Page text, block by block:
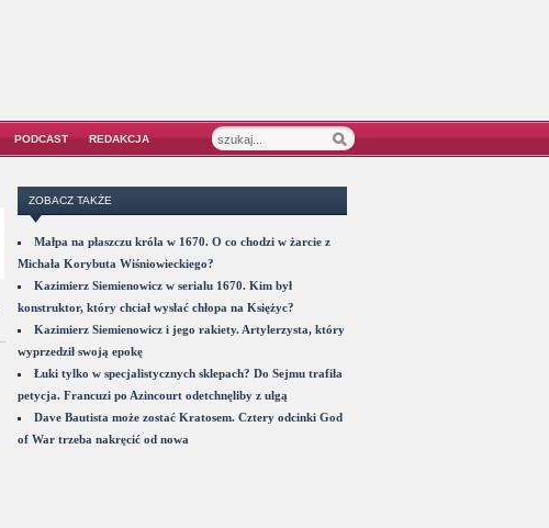
PODCAST REDAKCJA
ZOBACZ TAKŻE
Małpa na płaszczu króla w 1670. O co chodzi w żarcie z
Michała Korybuta Wiśniowieckiego?
Kazimierz Siemienowicz w serialu 1670. Kim był
konstruktor, który chciał wysłać chłopa na Księżyc?
Kazimierz Siemienowicz i jego rakiety. Artylerzysta, który
wyprzedził swoją epokę
Łuki tylko w specjalistycznych sklepach? Do Sejmu trafiła
petycja. Francuzi po Azincourt odetchnęliby z ulgą
Dave Bautista może zostać Kratosem. Cztery odcinki God
of War trzeba nakręcić od nowa